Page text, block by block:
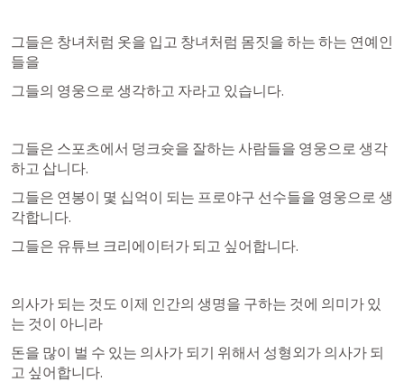
그들은 창녀처럼 옷을 입고 창녀처럼 몸짓을 하는 하는 연예인
들을
그들의 영웅으로 생각하고 자라고 있습니다.
그들은 스포츠에서 덩크슛을 잘하는 사람들을 영웅으로 생각
하고 삽니다.
그들은 연봉이 몇 십억이 되는 프로야구 선수들을 영웅으로 생
각합니다.
그들은 유튜브 크리에이터가 되고 싶어합니다.
의사가 되는 것도 이제 인간의 생명을 구하는 것에 의미가 있
는 것이 아니라
돈을 많이 벌 수 있는 의사가 되기 위해서 성형외가 의사가 되
고 싶어합니다.